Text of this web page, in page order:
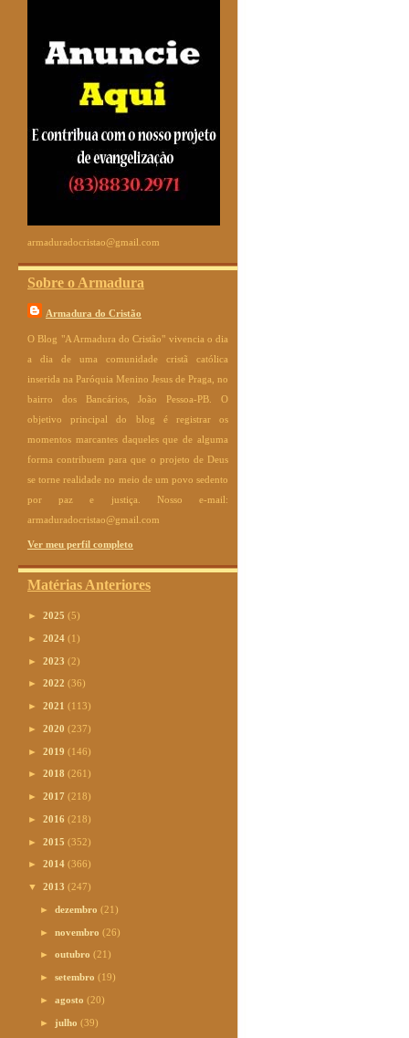
armaduradocristao@gmail.com
Sobre o Armadura
Armadura do Cristão
O Blog "A Armadura do Cristão" vivencia o dia
a dia de uma comunidade cristã católica
inserida na Paróquia Menino Jesus de Praga, no
bairro dos Bancários, João Pessoa-PB. O
objetivo principal do blog é registrar os
momentos marcantes daqueles que de alguma
forma contribuem para que o projeto de Deus
se torne realidade no meio de um povo sedento
por paz e justiça. Nosso e-mail:
armaduradocristao@gmail.com
Ver meu perfil completo
Matérias Anteriores
► 2025 (5)
► 2024 (1)
► 2023 (2)
► 2022 (36)
► 2021 (113)
► 2020 (237)
► 2019 (146)
► 2018 (261)
► 2017 (218)
► 2016 (218)
► 2015 (352)
► 2014 (366)
▼ 2013 (247)
►dezembro(21)
►novembro(26)
►outubro(21)
►setembro(19)
►agosto(20)
► julho(39)